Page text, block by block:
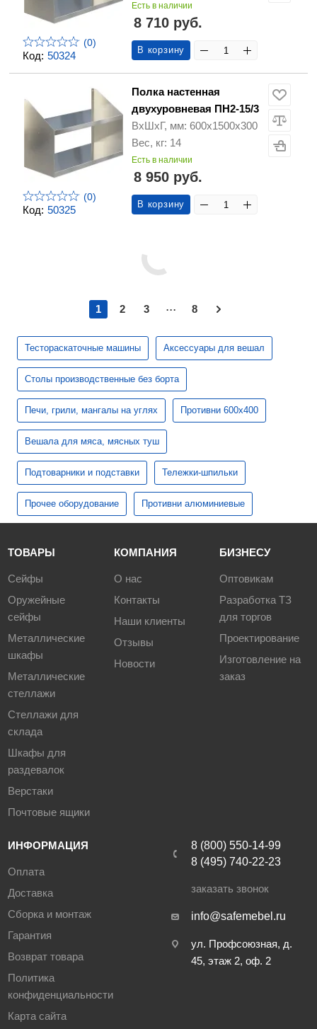
Код: 50324
(0)
Есть в наличии
8 710 руб.
В корзину
Код: 50325
(0)
Полка настенная
двухуровневая ПН2-15/3
ВхШхГ, мм: 600х1500х300
Вес, кг: 14
Есть в наличии
8 950 руб.
В корзину
1 2 3 ... 8
Тестораскаточные машины Аксессуары для вешал
Столы производственные без борта
Печи, грили, мангалы на углях Противни 600х400
Вешала для мяса, мясных туш
Подтоварники и подставки Тележки-шпильки
Прочее оборудование Противни алюминиевые
ТОВАРЫ
Сейфы
Оружейные
сейфы
Металлические
шкафы
Металлические
стеллажи
Стеллажи для
склада
Шкафы для
раздевалок
Верстаки
Почтовые ящики
КОМПАНИЯ
О нас
Контакты
Наши клиенты
Отзывы
Новости
БИЗНЕСУ
Оптовикам
Разработка ТЗ
для торгов
Проектирование
Изготовление на
заказ
ИНФОРМАЦИЯ
Оплата
Доставка
Сборка и монтаж
Гарантия
Возврат товара
Политика
конфиденциальности
Карта сайта
8 (800) 550-14-99
8 (495) 740-22-23
заказать звонок
info@safemebel.ru
ул. Профсоюзная, д.
45, этаж 2, оф. 2